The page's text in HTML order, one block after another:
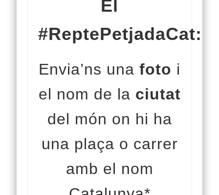
El
#ReptePetjadaCat:
Envia’ns una foto i
el nom de la ciutat
del món on hi ha
una plaça o carrer
amb el nom